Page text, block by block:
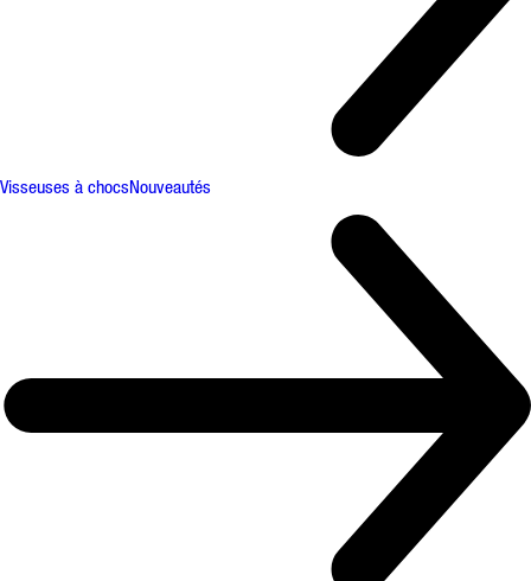
Visseuses à chocsNouveautés